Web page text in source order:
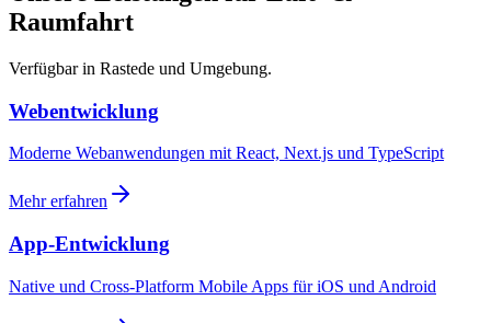
Raumfahrt
Verfügbar in Rastede und Umgebung.
Webentwicklung
Moderne Webanwendungen mit React, Next.js und TypeScript
Mehr erfahren
App-Entwicklung
Native und Cross-Platform Mobile Apps für iOS und Android